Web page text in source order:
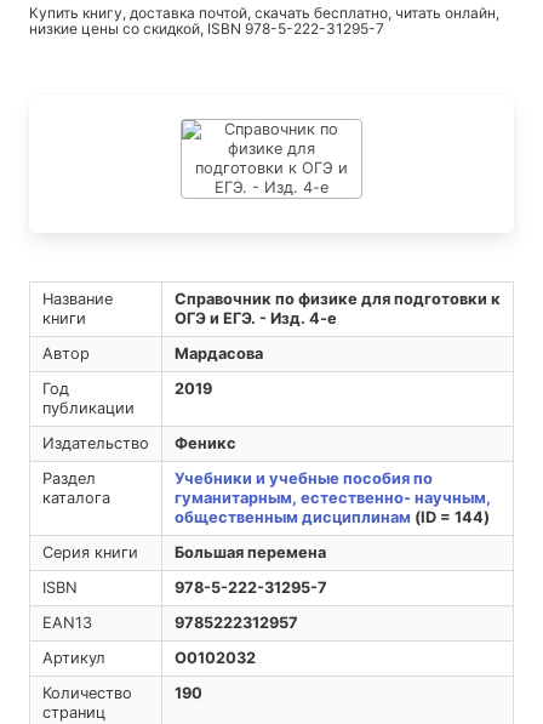
Купить книгу, доставка почтой, скачать бесплатно, читать онлайн,
низкие цены со скидкой, ISBN 978-5-222-31295-7
Название
книги
Справочник по физике для подготовки к
ОГЭ и ЕГЭ. - Изд. 4-е
Автор
Мардасова
Год
публикации
2019
Издательство
Феникс
Раздел
каталога
Учебники и учебные пособия по
гуманитарным, естественно- научным,
общественным дисциплинам (ID = 144)
Серия книги
Большая перемена
ISBN
978-5-222-31295-7
EAN13
9785222312957
Артикул
O0102032
Количество
страниц
190